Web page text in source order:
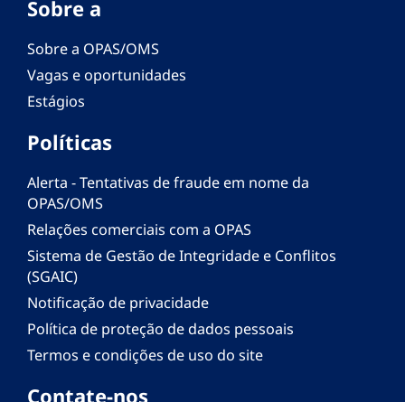
Sobre a
Sobre a OPAS/OMS
Vagas e oportunidades
Estágios
Políticas
Alerta - Tentativas de fraude em nome da
OPAS/OMS
Relações comerciais com a OPAS
Sistema de Gestão de Integridade e Conflitos
(SGAIC)
Notificação de privacidade
Política de proteção de dados pessoais
Termos e condições de uso do site
Contate-nos